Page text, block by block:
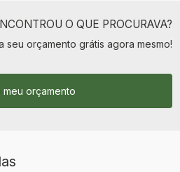
O QUE PROCURAVA?
seu orçamento grátis agora mesmo!
meu orçamento